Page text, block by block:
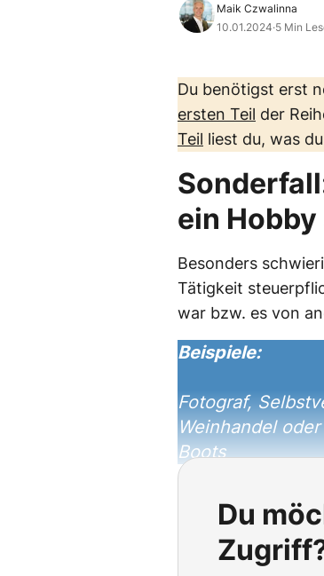
Maik Czwalinna
10.01.2024·5 Min
Du benötigst erst
ersten Teil der
Teil liest du, was
ein Hobby
Besonders
Tätigkeit
war bzw. es von
Beispiele:
Fotograf,
Weinhandel
Boots
Du